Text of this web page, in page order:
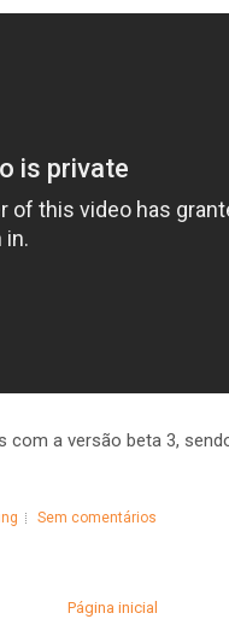
com a versão beta 3,
Sem comentários
Página inicial